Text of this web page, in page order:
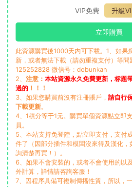
VIP免費
升級
立即購買
此資源購買後1000天内可下載。1、如果
新，或者無法下載（請勿重複支付）等問
125252828 微信号：dobunkan
2、 注意： 本站資源永久免費更新，标題
過的 ！！！
3、如果您購買前沒有注冊賬戶， 請自行
下載更新。
4、1積分等于1元。購買單個資源點立即
員。
5、本站支持免登陸，點立即支付，支付
件了（因部分插件和模闆沒來得及漢化
詢清楚再買！）。
6、如果不會安裝的，或者不會使用的以
外計算，詳情請咨詢客服！
7、因程序具備可複制傳播性質，所以，